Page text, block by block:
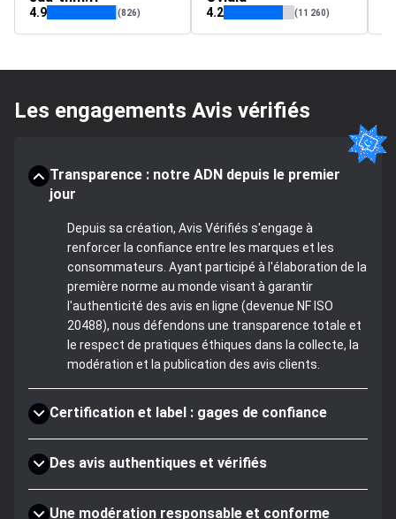
4.9 (826) 4.2 (11 260)
Les engagements Avis vérifiés
Transparence : notre ADN depuis le premier
jour
Depuis sa création, Avis Vérifiés s'engage à
renforcer la confiance entre les marques et les
consommateurs. Ayant participé à l'élaboration de la
première norme au monde visant à garantir
l'authenticité des avis en ligne (devenue NF ISO
20488), nous défendons une transparence totale et
le respect de pratiques éthiques dans la collecte, la
modération et la publication des avis clients.
Certification et label : gages de confiance
Des avis authentiques et vérifiés
Une modération responsable et conforme